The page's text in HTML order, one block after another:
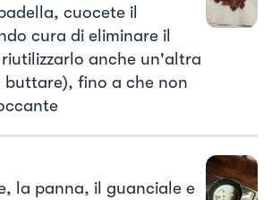
cuocete il
cura di eliminare il
anche un'altra
fino a che non
la panna, il guanciale e